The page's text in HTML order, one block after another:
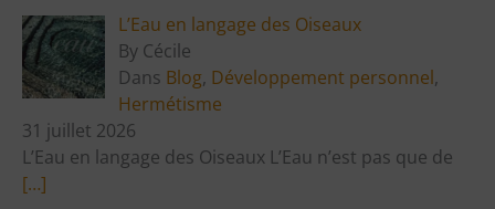
L’Eau en langage des Oiseaux
By Cécile
Dans Blog, Développement personnel,
Hermétisme
31 juillet 2026
L’Eau en langage des Oiseaux L’Eau n’est pas que de
[…]